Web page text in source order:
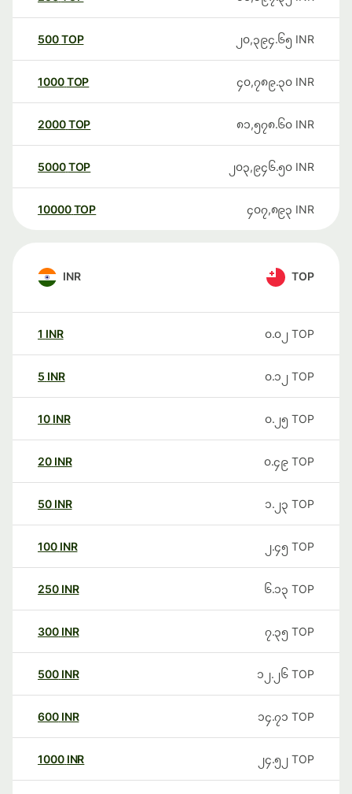
500TOP ၂၀,၃၉၄.၆၅ INR
1000TOP ၄၀,၇၈၉.၃၀ INR
2000TOP ၈၁,၅၇၈.၆၀ INR
5000TOP ၂၀၃,၉၄၆.၅၀ INR
10000 TOP ၄၀၇,၈၉၃ INR
INR TOP
1 INR ၀.၀၂ TOP
5 INR ၀.၁၂ TOP
10 INR ၀.၂၅ TOP
20 INR ၀.၄၉ TOP
50 INR ၁.၂၃ TOP
100 INR ၂.၄၅ TOP
250 INR ၆.၁၃ TOP
300 INR ၇.၃၅ TOP
500 INR ၁၂.၂၆ TOP
600 INR ၁၄.၇၁ TOP
1000 INR ၂၄.၅၂ TOP